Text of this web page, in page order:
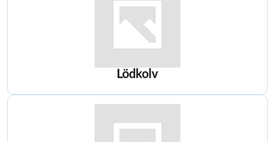
Lödkolv